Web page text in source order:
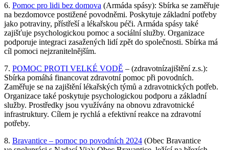
6. Pomoc pro lidi bez domova (Armáda spásy): Sbírka se zaměřuje
na bezdomovce postižené povodněmi. Poskytuje základní potřeby
jako potraviny, přístřeší a lékařskou péči. Armáda spásy také
zajišťuje psychologickou pomoc a sociální služby. Organizace
podporuje integraci zasažených lidí zpět do společnosti. Sbírka má
cíl pomoci nejzranitelnějším.
7. POMOC PROTI VELKÉ VODĚ – (zdravotnízajištění z.s.):
Sbírka pomáhá financovat zdravotní pomoc při povodních.
Zaměřuje se na zajištění lékařských týmů a zdravotnických potřeb.
Organizace také poskytuje psychologickou podporu a základní
služby. Prostředky jsou využívány na obnovu zdravotnické
infrastruktury. Cílem je rychlá a efektivní reakce na zdravotní
potřeby.
8. Bravantice – pomoc po povodních 2024 (Obec Bravantice